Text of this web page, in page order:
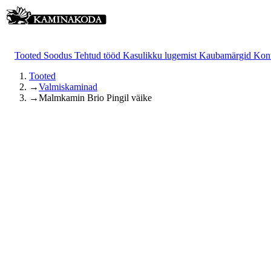
Tooted Soodus Tehtud tööd Kasulikku lugemist Kaubamärgid
Tooted
→Valmiskaminad
→Malmkamin Brio Pingil väike